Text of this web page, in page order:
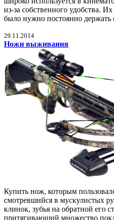
из-за собственного удобства.
было нужно постоянно
29.11.2014
Ножи выживания
Купить нож, которым
смотревшийся в мускулистых
клинок, зубья на обратной его
притягивающий множество